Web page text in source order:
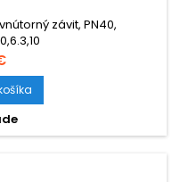
závit, PN40,